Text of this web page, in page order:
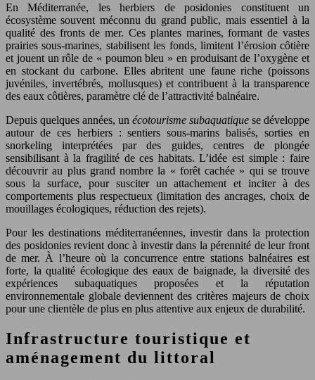
En Méditerranée, les herbiers de posidonies constituent un
écosystème souvent méconnu du grand public, mais essentiel à la
qualité des fronts de mer. Ces plantes marines, formant de vastes
prairies sous-marines, stabilisent les fonds, limitent l’érosion côtière
et jouent un rôle de « poumon bleu » en produisant de l’oxygène et
en stockant du carbone. Elles abritent une faune riche (poissons
juvéniles, invertébrés, mollusques) et contribuent à la transparence
des eaux côtières, paramètre clé de l’attractivité balnéaire.
Depuis quelques années, un écotourisme subaquatique se développe
autour de ces herbiers : sentiers sous-marins balisés, sorties en
snorkeling interprétées par des guides, centres de plongée
sensibilisant à la fragilité de ces habitats. L’idée est simple : faire
découvrir au plus grand nombre la « forêt cachée » qui se trouve
sous la surface, pour susciter un attachement et inciter à des
comportements plus respectueux (limitation des ancrages, choix de
mouillages écologiques, réduction des rejets).
Pour les destinations méditerranéennes, investir dans la protection
des posidonies revient donc à investir dans la pérennité de leur front
de mer. À l’heure où la concurrence entre stations balnéaires est
forte, la qualité écologique des eaux de baignade, la diversité des
expériences subaquatiques proposées et la réputation
environnementale globale deviennent des critères majeurs de choix
pour une clientèle de plus en plus attentive aux enjeux de durabilité.
Infrastructure touristique et
aménagement du littoral